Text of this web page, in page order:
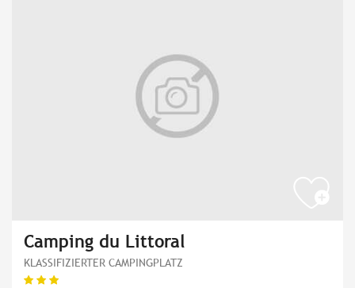
Camping du Littoral
KLASSIFIZIERTER CAMPINGPLATZ